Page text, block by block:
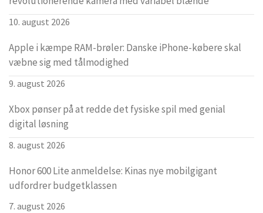
10. august 2026
Apple i kæmpe RAM-brøler: Danske iPhone-købere skal
væbne sig med tålmodighed
9. august 2026
Xbox pønser på at redde det fysiske spil med genial
digital løsning
8. august 2026
Honor 600 Lite anmeldelse: Kinas nye mobilgigant
udfordrer budgetklassen
7. august 2026